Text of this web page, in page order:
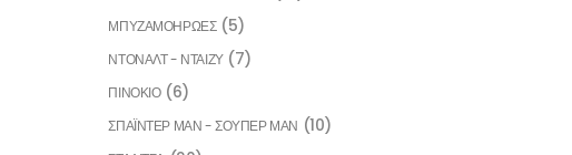
ΜΠΥΖΑΜΟΗΡΩΕΣ (5)
ΝΤΟΝΑΛΤ - ΝΤΑΙΖΥ (7)
ΠΙΝΟΚΙΟ (6)
ΣΠΑΪΝΤΕΡ ΜΑΝ - ΣΟΥΠΕΡ ΜΑΝ (10)